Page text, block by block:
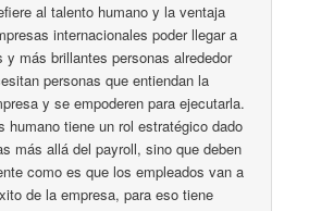
al talento humano y la ventaja
internacionales poder llegar a
y más brillantes personas alrededor
personas que entiendan la
y se empoderen para ejecutarla.
humano tiene un rol estratégico dado
más allá del payroll, sino que deben
como es que los empleados van a
de la empresa, para eso tiene